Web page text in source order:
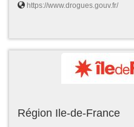
https://www.drogues.gouv.fr/
Région Ile-de-France